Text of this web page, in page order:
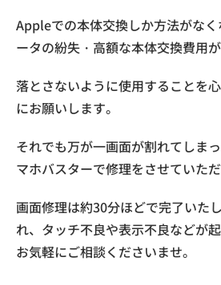
Appleでの本体交換しか方法がな
ータの紛失・高額な本体交換費用
落とさないように使用することを
にお願いします。
それでも万が一画面が割れてしま
マホバスターで修理をさせていただ
画面修理は約30分ほどで完了いた
れ、タッチ不良や表示不良などが
お気軽にご相談くださいませ。